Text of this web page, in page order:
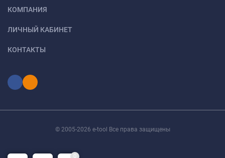
КОМПАНИЯ
ЛИЧНЫЙ КАБИНЕТ
КОНТАКТЫ
© 2005-2026 e-tool Все права защищены
0